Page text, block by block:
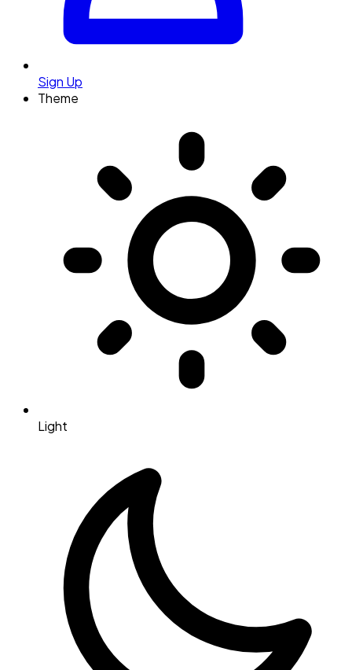
Sign Up
Theme
Light